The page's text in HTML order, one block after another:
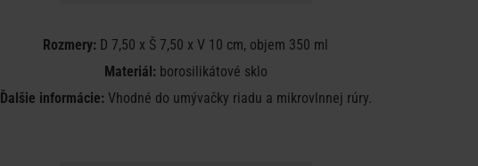
Rozmery: D 7,50 x Š 7,50 x V 10 cm, objem 350 ml
Materiál:borosilikátové sklo
Ďalšie informácie: Vhodné do umývačky riadu a mikrovlnnej rúry.